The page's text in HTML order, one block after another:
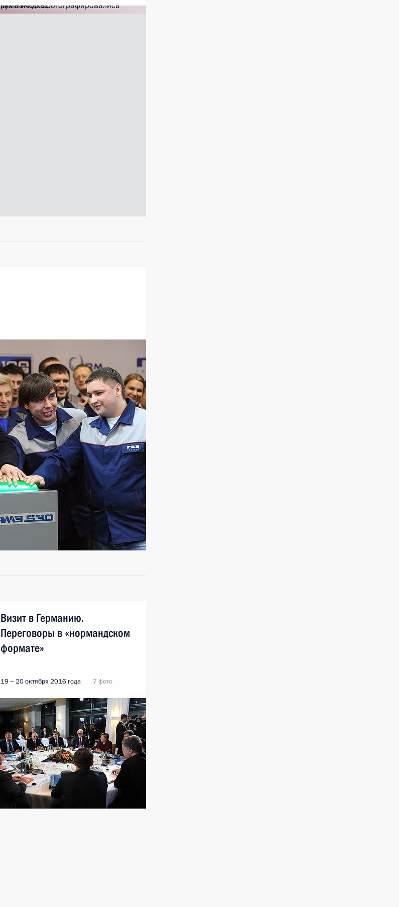
Визит в Германию.
Переговоры в «нормандском
формате»
19 − 20 октября 2016 года 7 фото